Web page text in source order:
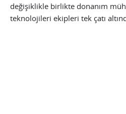
değişiklikle birlikte donanım
teknolojileri ekipleri tek çatı